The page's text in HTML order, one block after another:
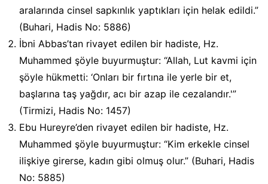
aralarında cinsel sapkınlık yaptıkları için helak edildi.”
(Buhari, Hadis No: 5886)
İbni Abbas’tan rivayet edilen bir hadiste, Hz.
Muhammed şöyle buyurmuştur: “Allah, Lut kavmi için
şöyle hükmetti: ‘Onları bir fırtına ile yerle bir et,
başlarına taş yağdır, acı bir azap ile cezalandır.'”
(Tirmizi, Hadis No: 1457)
Ebu Hureyre’den rivayet edilen bir hadiste, Hz.
Muhammed şöyle buyurmuştur: “Kim erkekle cinsel
ilişkiye girerse, kadın gibi olmuş olur.” (Buhari, Hadis
No: 5885)